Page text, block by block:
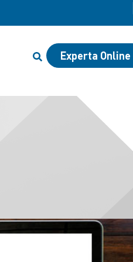
Experta Online